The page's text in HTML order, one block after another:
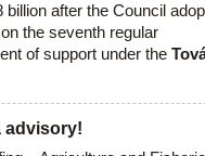
billion after the Council
the seventh regular
of support under the
advisory!